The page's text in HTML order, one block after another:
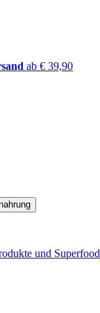
ab € 39,90
und Superfood